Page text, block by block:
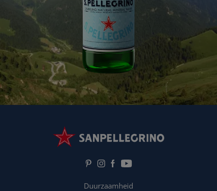
Duurzaamheid